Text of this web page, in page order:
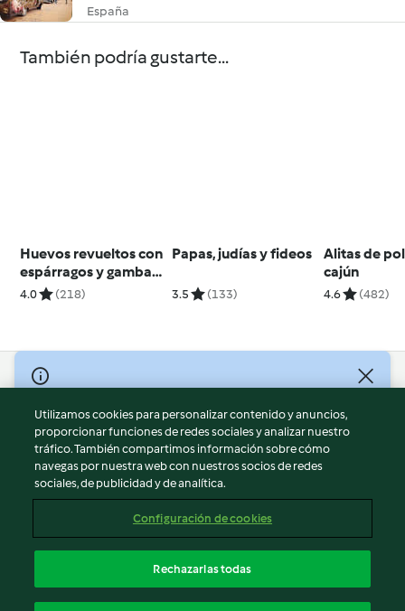
España
También podría gustarte...
Huevos revueltos con
espárragos y gambas
para dos
4.0 (218)
Papas, judías y fideos
3.5 (133)
Alitas de
cajún
4.6 (482)
© Copyright 2026
Términos de uso
Política de privacidad
Aviso legal
Información legal
Reportar contenido
Declaración de accesibilidad
Utilizamos cookies para personalizar contenido y anuncios,
proporcionar funciones de redes sociales y analizar nuestro
tráfico. También compartimos información sobre cómo
navegas por nuestra web con nuestros socios de redes
sociales, de publicidad y de analítica.
Configuración de cookies
Rechazarlas todas